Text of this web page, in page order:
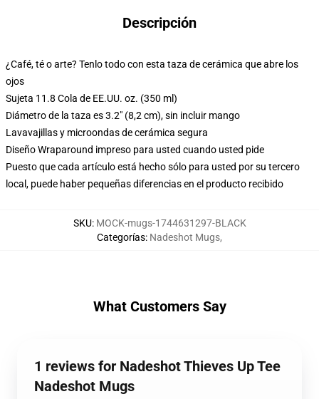
Descripción
¿Café, té o arte? Tenlo todo con esta taza de cerámica que abre los
ojos
Sujeta 11.8 Cola de EE.UU. oz. (350 ml)
Diámetro de la taza es 3.2" (8,2 cm), sin incluir mango
Lavavajillas y microondas de cerámica segura
Diseño Wraparound impreso para usted cuando usted pide
Puesto que cada artículo está hecho sólo para usted por su tercero
local, puede haber pequeñas diferencias en el producto recibido
SKU: MOCK-mugs-1744631297-BLACK
Categorías: Nadeshot Mugs,
What Customers Say
1 reviews for Nadeshot Thieves Up Tee
Nadeshot Mugs